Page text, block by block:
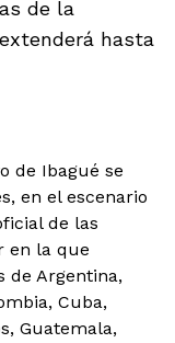
de la
hasta
de Ibagué se
en el escenario
de las
en la que
de Argentina,
Cuba,
Guatemala,